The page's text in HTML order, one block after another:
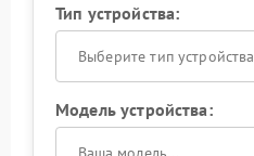
Тип устройства:
Выберите тип устройства
Модель устройства: